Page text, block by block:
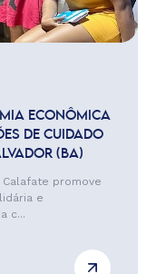
ECONÔMICA
DE CUIDADO
(BA)
promove
e
c...